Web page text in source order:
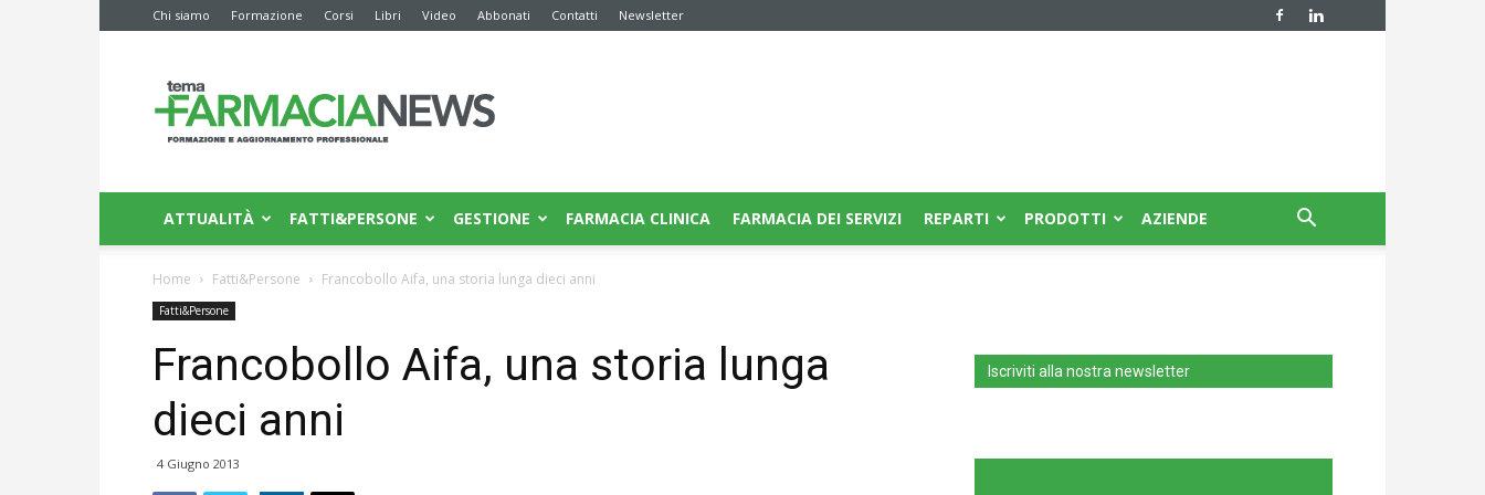
Chi siamo Formazione Corsi Libri Video Abbonati Contatti Newsletter
News
ATTUALITÀ FATTI&PERSONE GESTIONE FARMACIA CLINICA FARMACIA DEI SERVIZI REPARTI PRODOTTI AZIENDE
Home Fatti&Persone Francobollo Aifa, una storia lunga dieci anni
Fatti&Persone
Francobollo Aifa, una storia lunga
dieci anni
4 Giugno 2013
Iscriviti alla nostra newsletter